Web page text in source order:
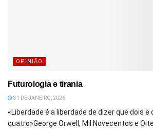
OPINIÃO
Futurologia e tirania
31 DE JANEIRO, 2026
«Liberdade é a liberdade de dizer que dois e
quatro»George Orwell, Mil Novecentos e